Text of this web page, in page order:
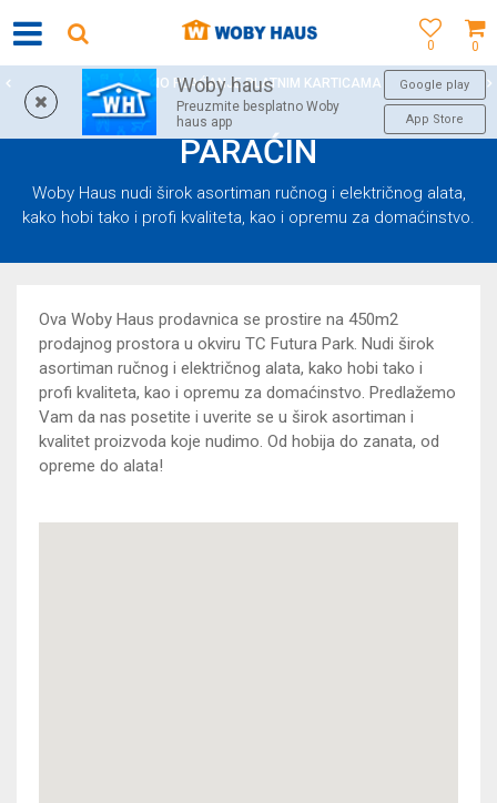
0
0
Woby haus
Preuzmite besplatno Woby
haus app
Google play
App Store
SIGURNO PLAĆANJE PLATNIM KARTICAMA
PARAĆIN
Woby Haus nudi širok asortiman ručnog i električnog alata,
kako hobi tako i profi kvaliteta, kao i opremu za domaćinstvo.
Ova Woby Haus prodavnica se prostire na 450m2
prodajnog prostora u okviru TC Futura Park. Nudi širok
asortiman ručnog i električnog alata, kako hobi tako i
profi kvaliteta, kao i opremu za domaćinstvo. Predlažemo
Vam da nas posetite i uverite se u širok asortiman i
kvalitet proizvoda koje nudimo. Od hobija do zanata, od
opreme do alata!